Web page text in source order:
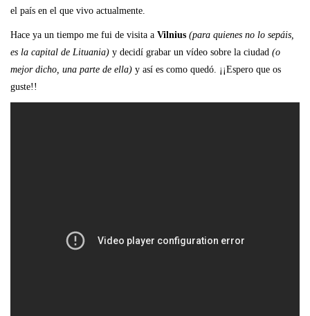
el país en el que vivo actualmente.
Hace ya un tiempo me fui de visita a Vilnius (para quienes no lo sepáis,
es la capital de Lituania) y decidí grabar un vídeo sobre la ciudad (o
mejor dicho, una parte de ella) y así es como quedó. ¡¡Espero que os
guste!!